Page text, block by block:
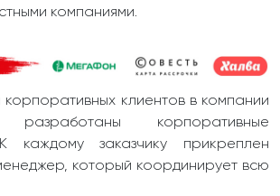
компаниями.
клиентов в компании
разработаны корпоративные
каждому заказчику прикреплен
который координирует всю